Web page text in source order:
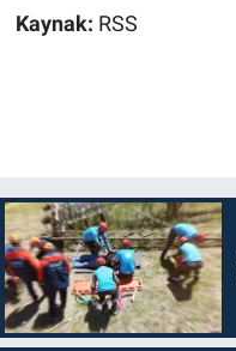
Kaynak: RSS